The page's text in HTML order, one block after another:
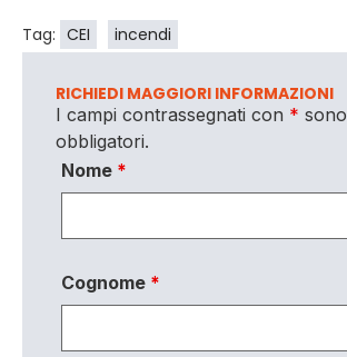
Tag: CEI incendi
RICHIEDI MAGGIORI INFORMAZIONI
I campi contrassegnati con * sono
obbligatori.
Nome *
Cognome *